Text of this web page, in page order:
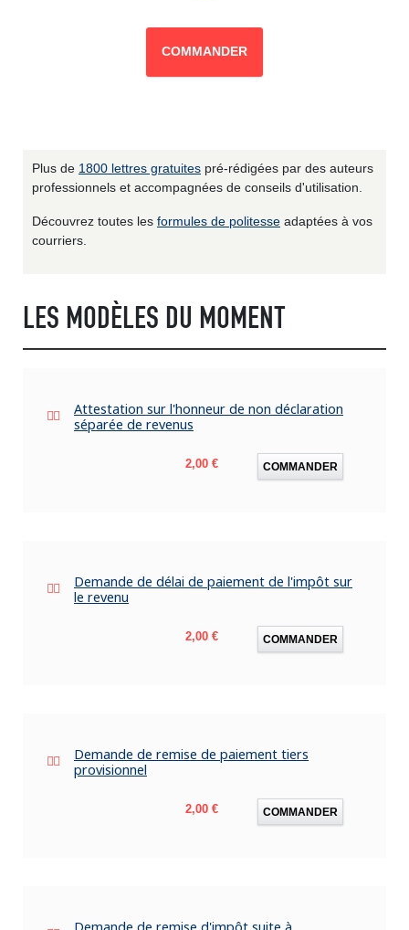
COMMANDER
Plus de 1800 lettres gratuites pré-rédigées par des auteurs
professionnels et accompagnées de conseils d'utilisation.
Découvrez toutes les formules de politesse adaptées à vos
courriers.
LES MODÈLES DU MOMENT
Attestation sur l'honneur de non déclaration
séparée de revenus
Prix
2,00 € COMMANDER
Demande de délai de paiement de l'impôt sur
le revenu
Prix
2,00 € COMMANDER
Demande de remise de paiement tiers
provisionnel
Prix
2,00 € COMMANDER